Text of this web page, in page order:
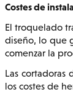
Costes de
El troquelado
diseño, lo que
comenzar la
Las
los costes de